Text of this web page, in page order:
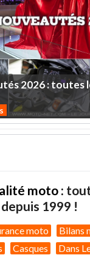
2026:toutes
moto :
1999 !
moto
Bilans
Casques
Dans